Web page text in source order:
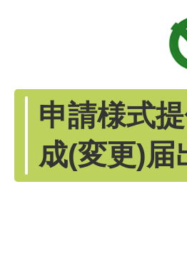
申請様式
成(変更)届